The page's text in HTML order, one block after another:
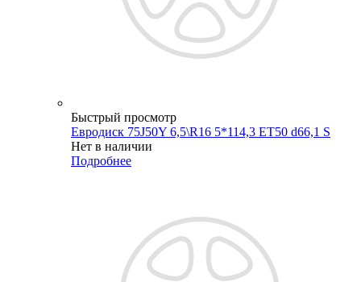
Быстрый просмотр
Евродиск 75J50Y 6,5\R16 5*114,3 ET50 d66,1 S
Нет в наличии
Подробнее